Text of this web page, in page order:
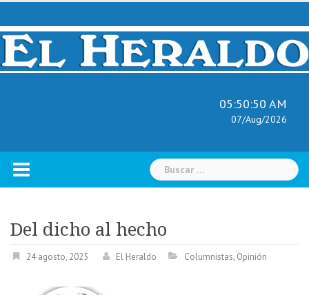
Skip
content
05:50:51 AM
07/Aug/2026
Buscar:
Del dicho al hecho
24 agosto, 2025 El Heraldo Columnistas, Opinión